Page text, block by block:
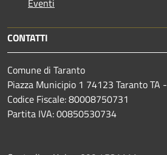
CONTATTI
Comune di Taranto
Piazza Municipio 1 74123 Taranto
Codice Fiscale: 80008750731
Partita IVA: 00850530734